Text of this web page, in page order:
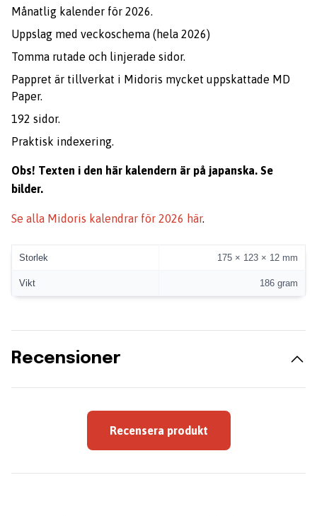
Månatlig kalender för 2026.
Uppslag med veckoschema (hela 2026)
Tomma rutade och linjerade sidor.
Pappret är tillverkat i Midoris mycket uppskattade MD
Paper.
192 sidor.
Praktisk indexering.
Obs! Texten i den här kalendern är på japanska. Se
bilder.
Se alla Midoris kalendrar för 2026 här.
Storlek 175 × 123 × 12 mm
Vikt 186 gram
Recensioner
Recensera produkt